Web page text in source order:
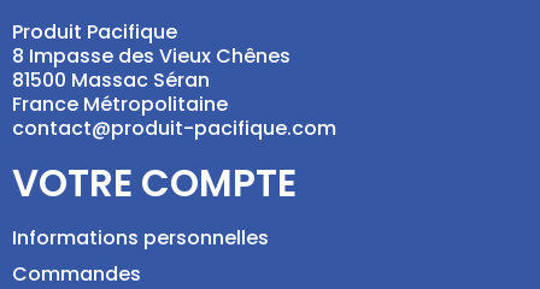
Produit Pacifique
8 Impasse des Vieux Chênes
81500 Massac Séran
France Métropolitaine
contact@produit-pacifique.com
VOTRE COMPTE
Informations personnelles
Commandes